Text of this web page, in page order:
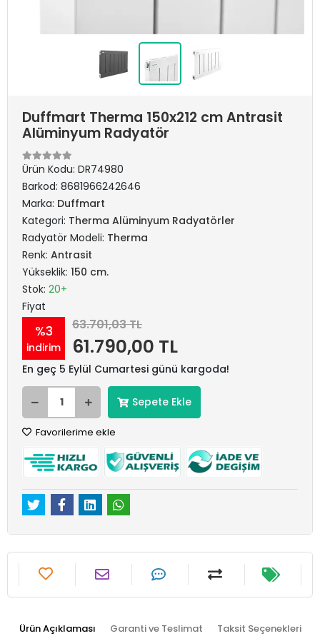
Duffmart Therma 150x212 cm Antrasit
Alüminyum Radyatör
Ürün Kodu: DR74980
Barkod: 8681966242646
Marka: Duffmart
Kategori: Therma Alüminyum Radyatörler
Radyatör Modeli: Therma
Renk: Antrasit
Yükseklik: 150 cm.
Stok: 20+
Fiyat
%3
indirim
63.701,03 TL
61.790,00 TL
En geç 5 Eylül Cumartesi günü kargoda!
Sepete Ekle
Favorilerime ekle
Ürün Açıklaması Garanti ve Teslimat Taksit Seçenekleri